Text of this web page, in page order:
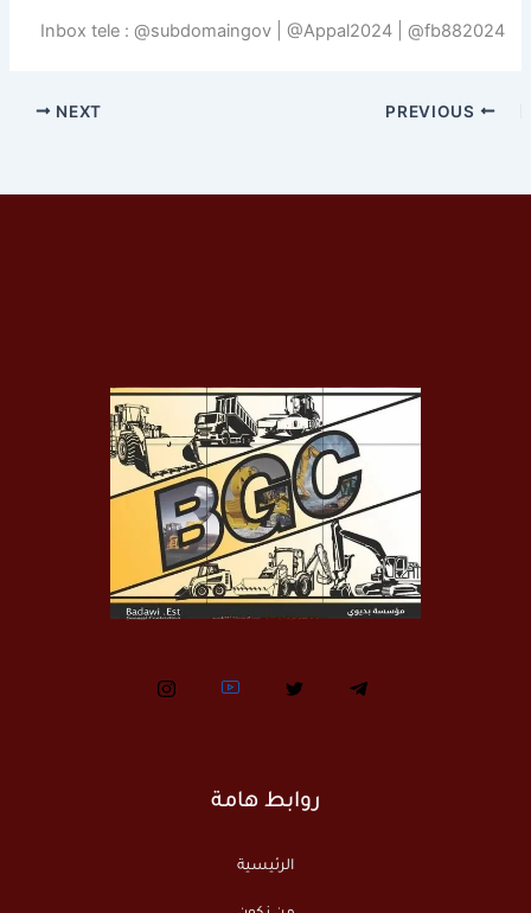
Inbox tele : @subdomaingov | @Appal2024 | @fb882024
NEXT
روابط هامة
الرئيسية